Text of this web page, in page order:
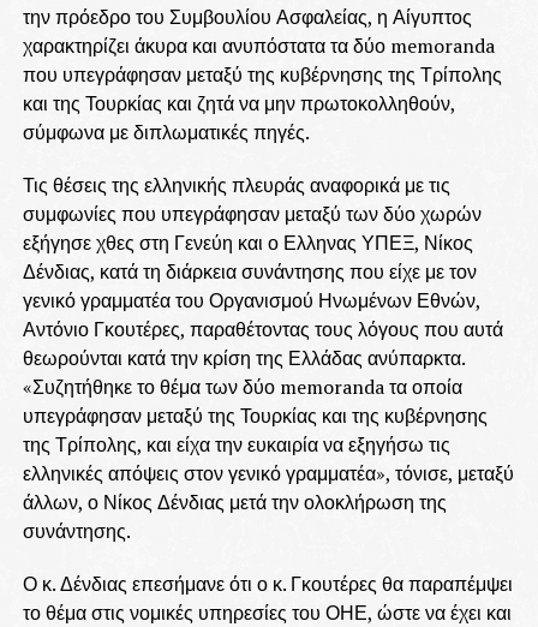
την πρόεδρο του Συμβουλίου Ασφαλείας, η Αίγυπτος
χαρακτηρίζει άκυρα και ανυπόστατα τα δύο memoranda
που υπεγράφησαν μεταξύ της κυβέρνησης της Τρίπολης
και της Τουρκίας και ζητά να μην πρωτοκολληθούν,
σύμφωνα με διπλωματικές πηγές.
Τις θέσεις της ελληνικής πλευράς αναφορικά με τις
συμφωνίες που υπεγράφησαν μεταξύ των δύο χωρών
εξήγησε χθες στη Γενεύη και ο Ελληνας ΥΠΕΞ, Νίκος
Δένδιας, κατά τη διάρκεια συνάντησης που είχε με τον
γενικό γραμματέα του Οργανισμού Ηνωμένων Εθνών,
Αντόνιο Γκουτέρες, παραθέτοντας τους λόγους που αυτά
θεωρούνται κατά την κρίση της Ελλάδας ανύπαρκτα.
«Συζητήθηκε το θέμα των δύο memoranda τα οποία
υπεγράφησαν μεταξύ της Τουρκίας και της κυβέρνησης
της Τρίπολης, και είχα την ευκαιρία να εξηγήσω τις
ελληνικές απόψεις στον γενικό γραμματέα», τόνισε, μεταξύ
άλλων, ο Νίκος Δένδιας μετά την ολοκλήρωση της
συνάντησης.
Ο κ. Δένδιας επεσήμανε ότι ο κ. Γκουτέρες θα παραπέμψει
το θέμα στις νομικές υπηρεσίες του ΟΗΕ, ώστε να έχει και